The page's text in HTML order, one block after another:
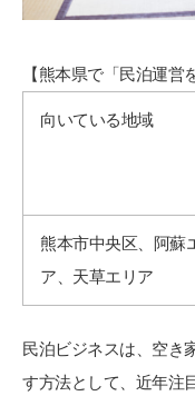
【熊本県で「民泊運営
向いている地域
熊本市中央区、阿蘇
ア、天草エリア
民泊ビジネスは、空き
す方法として、近年注